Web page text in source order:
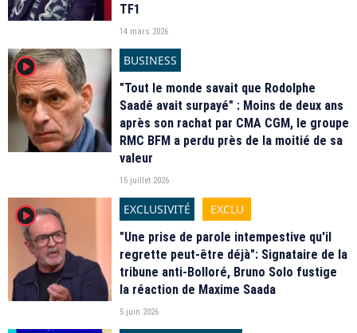
TF1
14 mars 2026
player2
BUSINESS
"Tout le monde savait que Rodolphe
Saadé avait surpayé" : Moins de deux ans
après son rachat par CMA CGM, le groupe
RMC BFM a perdu près de la moitié de sa
valeur
15 juillet 2026
player2 EXCLUSIVITÉ
EXCLU
"Une prise de parole intempestive qu'il
regrette peut-être déjà": Signataire de la
tribune anti-Bolloré, Bruno Solo fustige
la réaction de Maxime Saada
5 juin 2026